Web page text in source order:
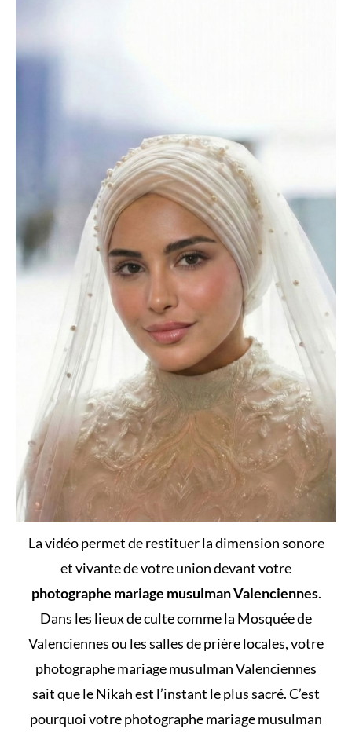
La vidéo permet de restituer la dimension sonore
et vivante de votre union devant votre
photographe mariage musulman Valenciennes.
Dans les lieux de culte comme la Mosquée de
Valenciennes ou les salles de prière locales, votre
photographe mariage musulman Valenciennes
sait que le Nikah est l’instant le plus sacré. C’est
pourquoi votre photographe mariage musulman